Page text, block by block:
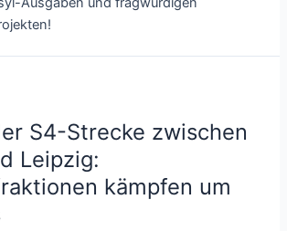
S4-Strecke zwischen
Leipzig:
kämpfen um